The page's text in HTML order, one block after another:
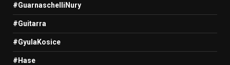
#GuarnaschelliNury
#Guitarra
#GyulaKosice
#Hase